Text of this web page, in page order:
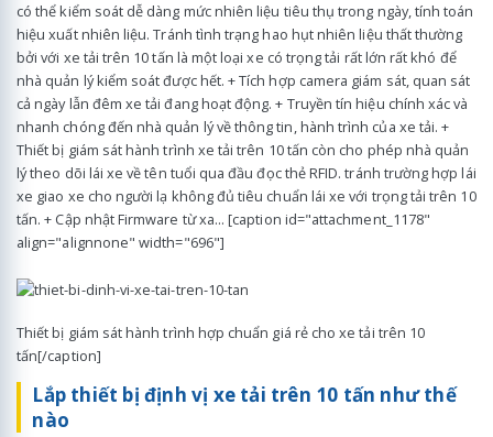
có thể kiểm soát dễ dàng mức nhiên liệu tiêu thụ trong ngày, tính toán
hiệu xuất nhiên liệu. Tránh tình trạng hao hụt nhiên liệu thất thường
bởi với xe tải trên 10 tấn là một loại xe có trọng tải rất lớn rất khó để
nhà quản lý kiểm soát được hết. + Tích hợp camera giám sát, quan sát
cả ngày lẫn đêm xe tải đang hoạt động. + Truyền tín hiệu chính xác và
nhanh chóng đến nhà quản lý về thông tin, hành trình của xe tải. +
Thiết bị giám sát hành trình xe tải trên 10 tấn còn cho phép nhà quản
lý theo dõi lái xe về tên tuổi qua đầu đọc thẻ RFID. tránh trường hợp lái
xe giao xe cho người lạ không đủ tiêu chuẩn lái xe với trọng tải trên 10
tấn. + Cập nhật Firmware từ xa... [caption id="attachment_1178"
align="alignnone" width="696"]
Thiết bị giám sát hành trình hợp chuẩn giá rẻ cho xe tải trên 10
tấn[/caption]
Lắp thiết bị định vị xe tải trên 10 tấn như thế
nào